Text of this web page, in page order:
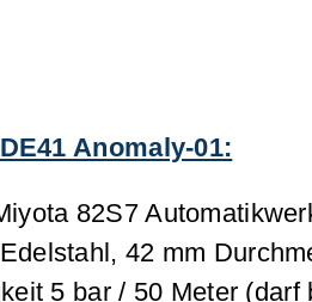
Anomaly-01:
82S7
42 mm
5 bar / 50 Meter